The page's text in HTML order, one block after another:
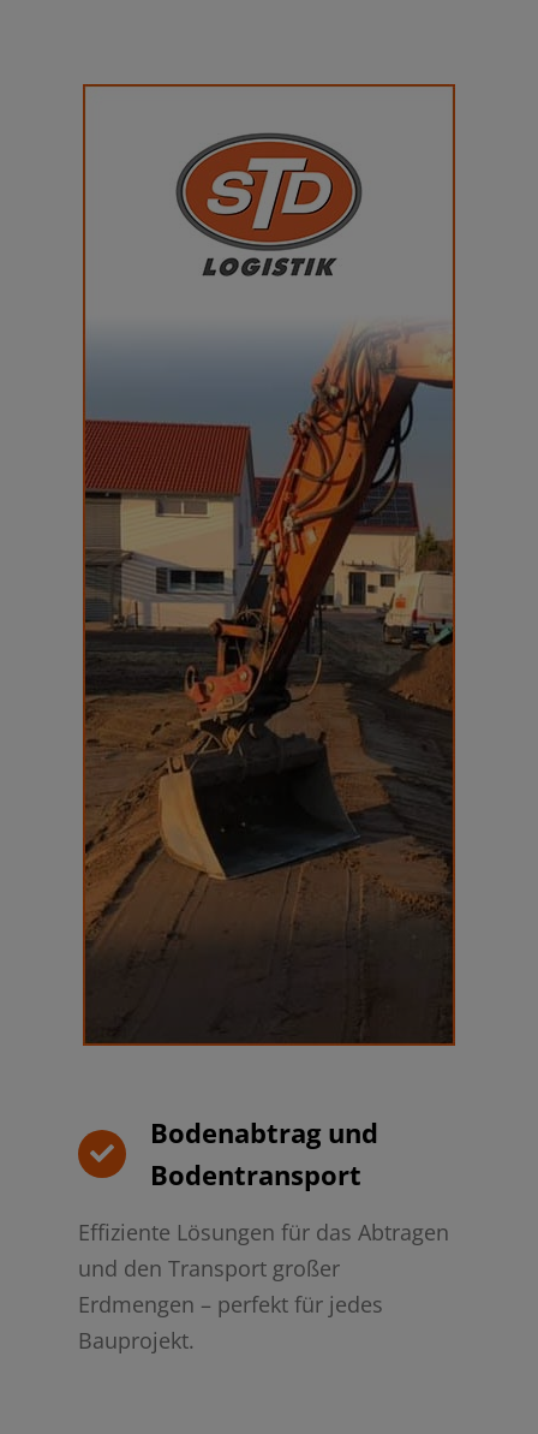
Bodenabtrag und
Bodentransport
Effiziente Lösungen für das Abtragen
und den Transport großer
Erdmengen – perfekt für jedes
Bauprojekt.